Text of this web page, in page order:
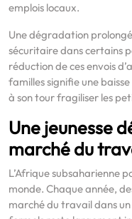
emplois locaux.
Une dégradation
sécuritaire dans certains
réduction de ces envois
familles signifie une
à son tour fragiliser les
Une jeunesse
marché du
L’Afrique subsaharienne
monde. Chaque année,
marché du travail dans